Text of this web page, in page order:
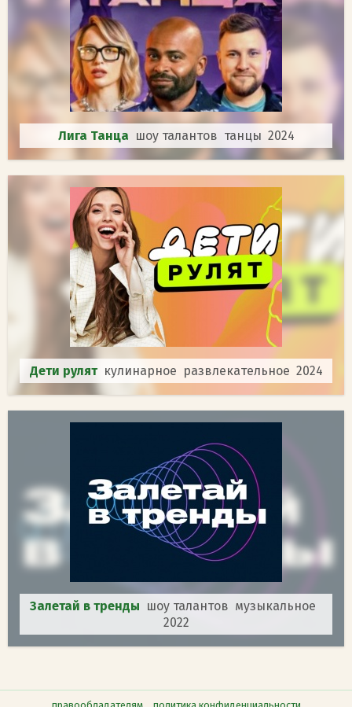
Лига Танца шоу талантов танцы 2024
Дети рулят кулинарное развлекательное 2024
Залетай в тренды шоу талантов музыкальное
2022